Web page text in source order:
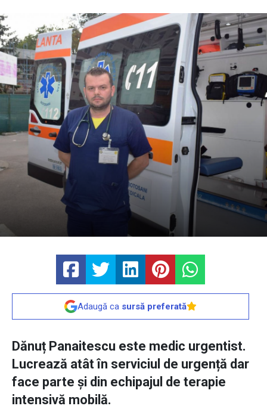
Adaugă ca sursă preferată
Dănuț Panaitescu este medic urgentist.
Lucrează atât în serviciul de urgență dar
face parte și din echipajul de terapie
intensivă mobilă.